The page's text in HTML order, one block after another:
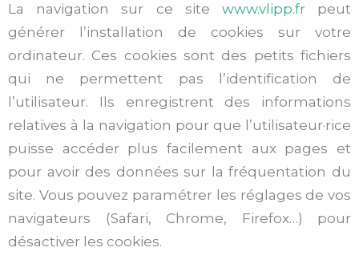
La navigation sur ce site www.vlipp.frpeut
générer l’installation de cookies sur votre
ordinateur. Ces cookies sont des petits fichiers
qui ne permettent pas l’identification de
l’utilisateur. Ils enregistrent des informations
relatives à la navigation pour que l’utilisateur·rice
puisse accéder plus facilement aux pages et
pour avoir des données sur la fréquentation du
site. Vous pouvez paramétrer les réglages de vos
navigateurs (Safari, Chrome, Firefox…) pour
désactiver les cookies.